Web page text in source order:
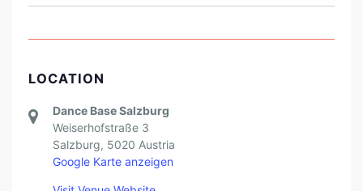
LOCATION
Dance Base Salzburg
Weiserhofstraße 3
Salzburg, 5020 Austria
Google Karte anzeigen